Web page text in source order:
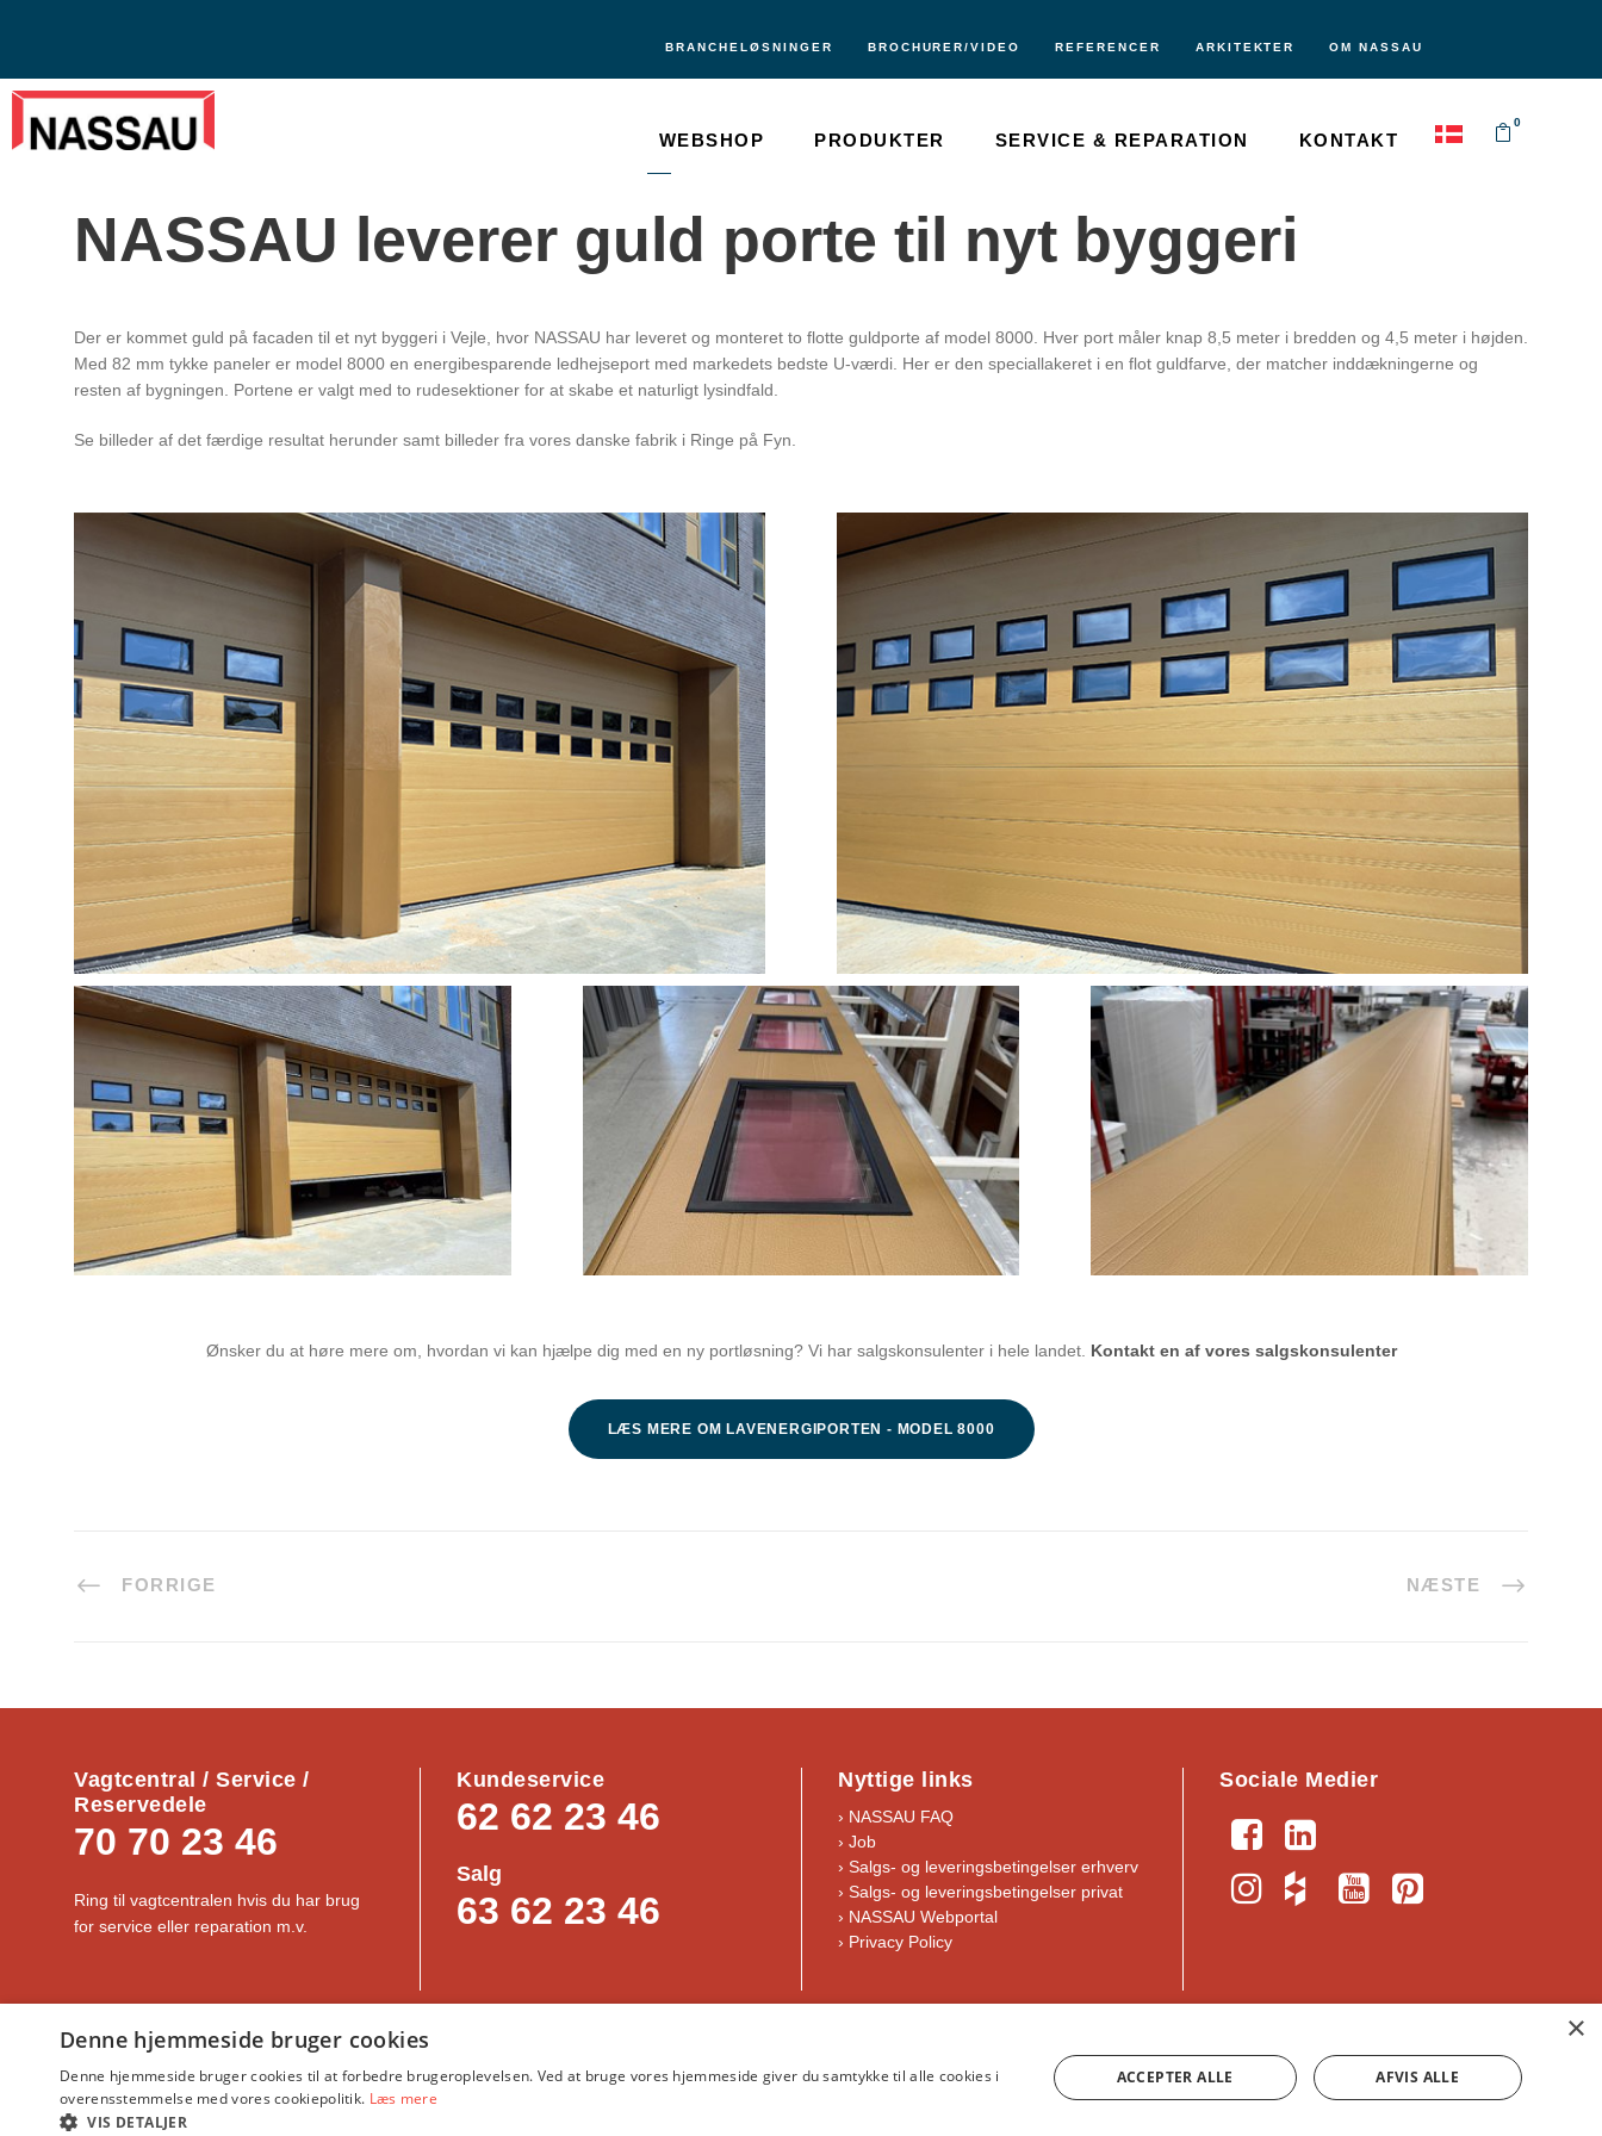
BRANCHELØSNINGER BROCHURER/VIDEO REFERENCER ARKITEKTER OM NASSAU
WEBSHOP PRODUKTER SERVICE & REPARATION KONTAKT
0
NASSAU leverer guld porte til nyt byggeri
Der er kommet guld på facaden til et nyt byggeri i Vejle, hvor NASSAU har leveret og monteret to flotte guldporte af model 8000. Hver port måler knap 8,5 meter i bredden og 4,5 meter i højden.
Med 82 mm tykke paneler er model 8000 en energibesparende ledhejseport med markedets bedste U-værdi. Her er den speciallakeret i en flot guldfarve, der matcher inddækningerne og
resten af bygningen. Portene er valgt med to rudesektioner for at skabe et naturligt lysindfald.
Se billeder af det færdige resultat herunder samt billeder fra vores danske fabrik i Ringe på Fyn.
Ønsker du at høre mere om, hvordan vi kan hjælpe dig med en ny portløsning? Vi har salgskonsulenter i hele landet. Kontakt en af vores salgskonsulenter
LÆS MERE OM LAVENERGIPORTEN - MODEL 8000
FORRIGE NÆSTE
Vagtcentral / Service /
Reservedele
70 70 23 46
Ring til vagtcentralen hvis du har brug
for service eller reparation m.v.
Kundeservice
62 62 23 46
Salg
63 62 23 46
Nyttige links
› NASSAU FAQ
› Job
› Salgs- og leveringsbetingelser erhverv
› Salgs- og leveringsbetingelser privat
› NASSAU Webportal
› Privacy Policy
Sociale Medier
NASSAU-Portal ｜ Generelle vilkår og handelsbetingelser ｜ NASSAU, Krogagervej 2, 5750 Ringe ｜info@nassau.dk｜ CVR: 34391513
×
Denne hjemmeside bruger cookies
Denne hjemmeside bruger cookies til at forbedre brugeroplevelsen. Ved at bruge vores hjemmeside giver du samtykke til alle cookies i
overensstemmelse med vores cookiepolitik. Læs mere
VIS DETALJER
ACCEPTER ALLE AFVIS ALLE